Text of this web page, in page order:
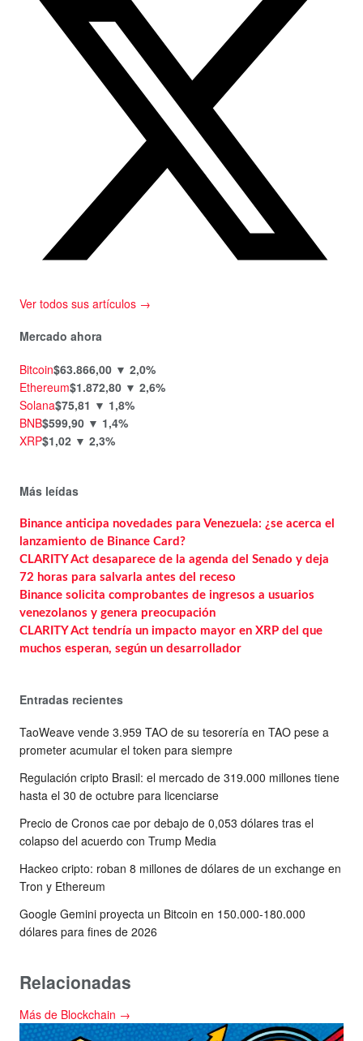
Ver todos sus artículos →
Mercado ahora
Bitcoin$63.866,00 ▼ 2,0%
Ethereum$1.872,80 ▼ 2,6%
Solana$75,81 ▼ 1,8%
BNB$599,90 ▼ 1,4%
XRP$1,02 ▼ 2,3%
Más leídas
Binance anticipa novedades para Venezuela: ¿se acerca el
lanzamiento de Binance Card?
CLARITY Act desaparece de la agenda del Senado y deja
72 horas para salvarla antes del receso
Binance solicita comprobantes de ingresos a usuarios
venezolanos y genera preocupación
CLARITY Act tendría un impacto mayor en XRP del que
muchos esperan, según un desarrollador
Entradas recientes
TaoWeave vende 3.959 TAO de su tesorería en TAO pese a
prometer acumular el token para siempre
Regulación cripto Brasil: el mercado de 319.000 millones tiene
hasta el 30 de octubre para licenciarse
Precio de Cronos cae por debajo de 0,053 dólares tras el
colapso del acuerdo con Trump Media
Hackeo cripto: roban 8 millones de dólares de un exchange en
Tron y Ethereum
Google Gemini proyecta un Bitcoin en 150.000-180.000
dólares para fines de 2026
Relacionadas
Más de Blockchain →